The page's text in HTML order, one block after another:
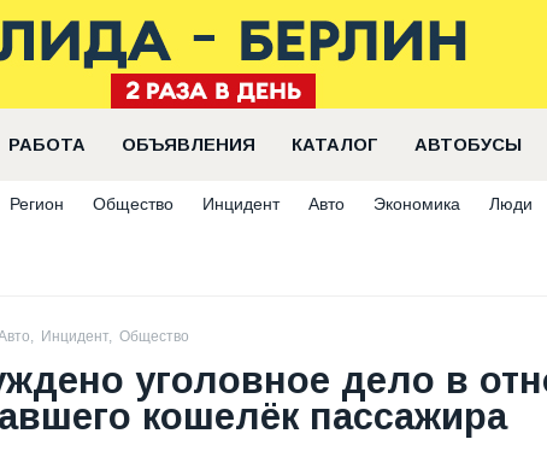
РАБОТА ОБЪЯВЛЕНИЯ КАТАЛОГ АВТОБУСЫ
Регион Общество Инцидент Авто Экономика Люди
, Инцидент, Общество
уголовное дело в
кошелёк пассажира